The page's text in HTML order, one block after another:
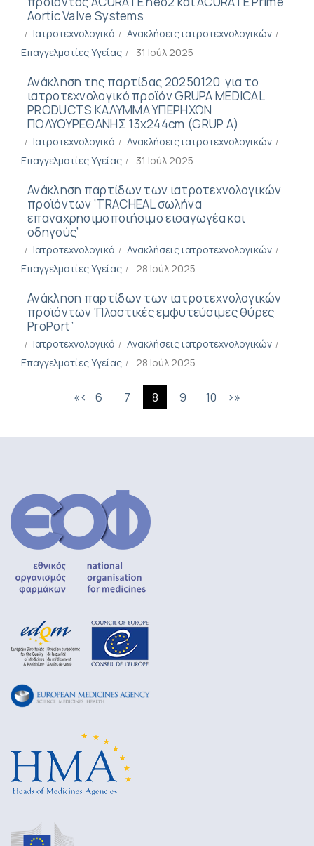
Aortic Valve Systems
Ιατροτεχνολογικά
Ανακλήσεις ιατροτεχνολογικών
Επαγγελματίες Υγείας
31 Ιούλ 2025
Ανάκληση της παρτίδας 20250120 για το
ιατροτεχνολογικό προϊόν GRUPA MEDICAL
PRODUCTS ΚΑΛΥΜΜΑ ΥΠΕΡΗΧΩΝ
ΠΟΛΥΟΥΡΕΘΑΝΗΣ 13x244cm (GRUP A)
Ιατροτεχνολογικά
Ανακλήσεις ιατροτεχνολογικών
Επαγγελματίες Υγείας
31 Ιούλ 2025
Ανάκληση παρτίδων των ιατροτεχνολογικών
προϊόντων ‘TRACHEAL σωλήνα
επαναχρησιμοποιήσιμο εισαγωγέα και
οδηγούς’
Ιατροτεχνολογικά
Ανακλήσεις ιατροτεχνολογικών
Επαγγελματίες Υγείας
28 Ιούλ 2025
Ανάκληση παρτίδων των ιατροτεχνολογικών
προϊόντων ‘Πλαστικές εμφυτεύσιμες θύρες
ProPort ’
Ιατροτεχνολογικά
Ανακλήσεις ιατροτεχνολογικών
Επαγγελματίες Υγείας
28 Ιούλ 2025
«‹ 6 7 8 9 10 ›»